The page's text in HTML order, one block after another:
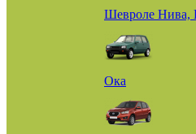
Шевроле Нива,
Ока